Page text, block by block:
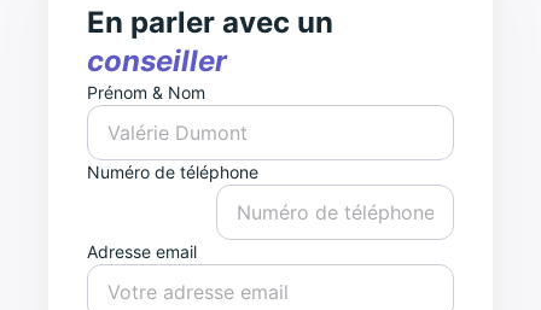
En parler avec un
conseiller
Prénom & Nom
Numéro de téléphone
Adresse email